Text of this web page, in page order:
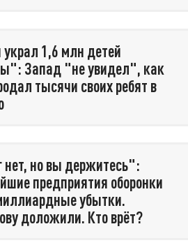
1,6 млн детей
Запад "не увидел", как
тысячи своих ребят в
нет, но вы держитесь":
предприятия оборонки
убытки.
доложили. Кто врёт?